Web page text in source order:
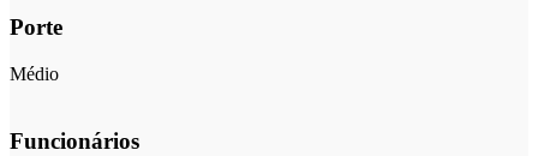
Porte
Médio
Funcionários